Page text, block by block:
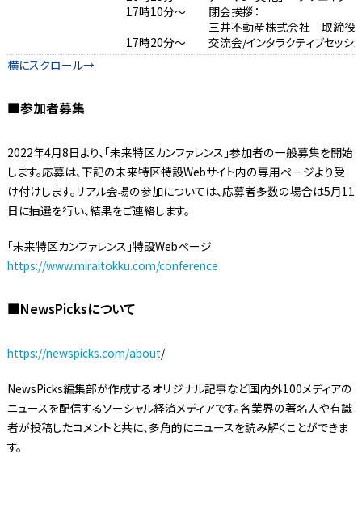
17時10分～
17時20分～
閉会挨拶：
三井不動産株式会社 取締役
交流会/インタラクティブセッシ
■参加者募集
2022年4月8日より、「未来特区カンファレンス」参加者の一般募集を開始
します。応募は、下記の未来特区特設Webサイト内の専用ページより受
け付けします。リアル会場の参加については、応募者多数の場合は5月11
日に抽選を行い、結果をご連絡します。
「未来特区カンファレンス」特設Webページ
https://www.miraitokku.com/conference
■NewsPicksについて
https://newspicks.com/about/
NewsPicks編集部が作成するオリジナル記事など国内外100メディアの
ニュースを配信するソーシャル経済メディアです。各業界の著名人や有識
者が投稿したコメントと共に、多角的にニュースを読み解くことができま
す。